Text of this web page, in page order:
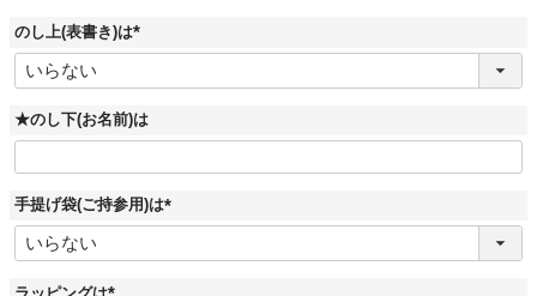
のし上(表書き)は
(
須
★のし下(お名前)は
手提げ袋(ご持参用)は
(
須